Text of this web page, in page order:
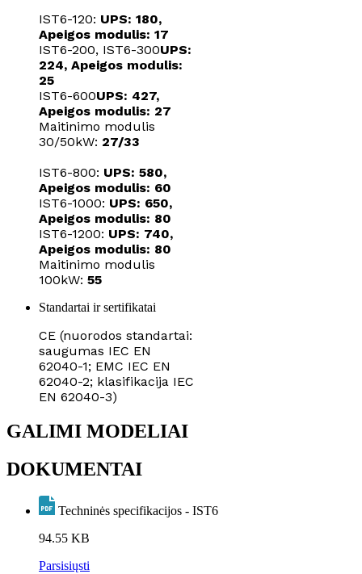
IST6-120: UPS: 180,
Apeigos modulis: 17
IST6-200, IST6-300UPS:
224, Apeigos modulis:
25
IST6-600UPS: 427,
Apeigos modulis: 27
Maitinimo modulis
30/50kW: 27/33
IST6-800: UPS: 580,
Apeigos modulis: 60
IST6-1000: UPS: 650,
Apeigos modulis: 80
IST6-1200: UPS: 740,
Apeigos modulis: 80
Maitinimo modulis
100kW: 55
Standartai ir sertifikatai
CE (nuorodos standartai:
saugumas IEC EN
62040-1; EMC IEC EN
62040-2; klasifikacija IEC
EN 62040-3)
GALIMI MODELIAI
DOKUMENTAI
Techninės specifikacijos - IST6
94.55 KB
Parsisiųsti